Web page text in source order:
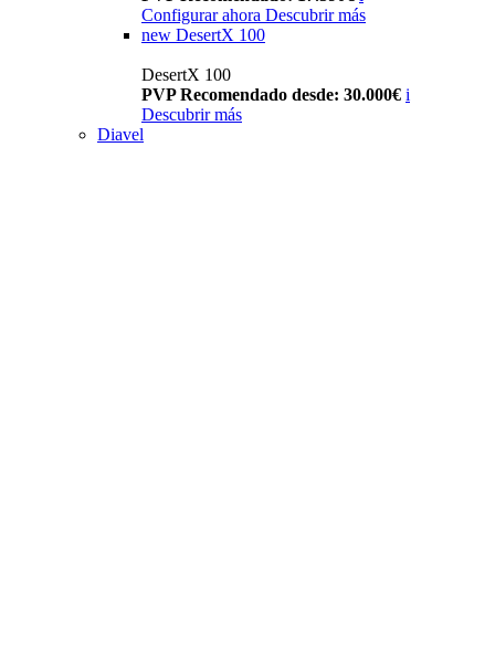
Configurar ahora Descubrir más
new DesertX 100
DesertX 100
PVP Recomendado desde: 30.000€ i
Descubrir más
Diavel